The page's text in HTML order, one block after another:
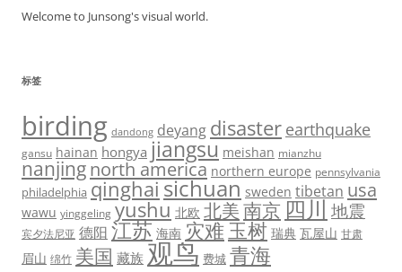
Welcome to Junsong's visual world.
标签
birding dandong deyang disaster earthquake
gansu hainan hongya jiangsu meishan mianzhu
nanjingnorth america northern europe pennsylvania
philadelphia qinghaisichuan sweden tibetan usa
wawu yinggeling yushu 北欧 北美南京 四川 地震
宾夕法尼亚 德阳 江苏 海南 灾难玉树 瑞典 瓦屋山 甘肃
眉山 绵竹 美国 藏族 观鸟 费城 青海